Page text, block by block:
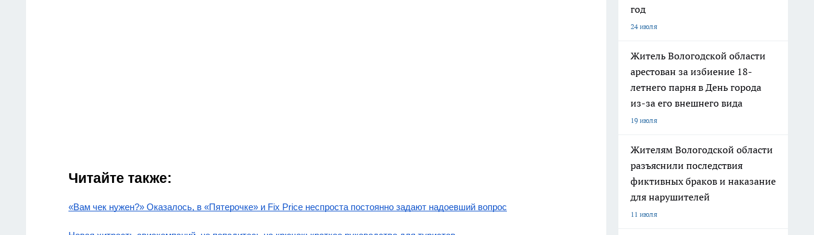
Читайте также:
«Вам чек нужен?» Оказалось, в «Пятерочке» и Fix Price неспроста постоянно задают надоевший вопрос
год
24 июля
Житель Вологодской области
арестован за избиение 18-
летнего парня в День города
из-за его внешнего вида
19 июля
Жителям Вологодской области
разъяснили последствия
фиктивных браков и наказание
для нарушителей
11 июля